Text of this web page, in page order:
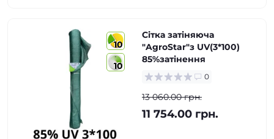
10
10
Сітка затіняюча
"AgroStar"з UV(3*100)
85%затінення
0
13 060.00 грн.
11 754.00 грн.